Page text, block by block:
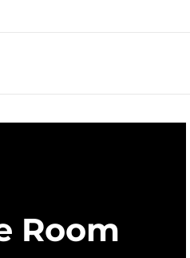
Room